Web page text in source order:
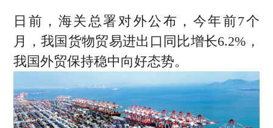
财经
品牌
专栏
风尚
大咖
跨界
展讯
时尚动态
国际
时尚活动
经营管理
市场
商业
视频
电子刊
日前，海关总署对外公布，今年前7个
月，我国货物贸易进出口同比增长6.2%，
我国外贸保持稳中向好态势。